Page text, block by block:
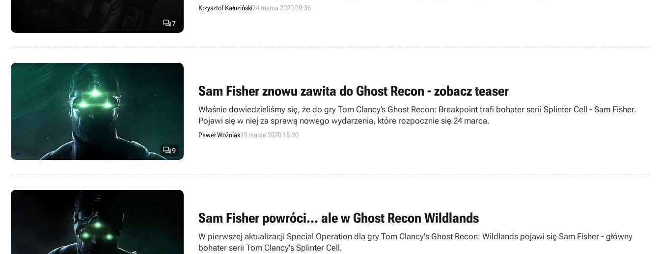
7
Krzysztof Kałuziński24 marca 2020 09:36
9
Sam Fisher znowu zawita do Ghost Recon - zobacz teaser
Właśnie dowiedzieliśmy się, że do gry Tom Clancy’s Ghost Recon: Breakpoint trafi bohater serii Splinter Cell - Sam Fisher.
Pojawi się w niej za sprawą nowego wydarzenia, które rozpocznie się 24 marca.
Paweł Woźniak19 marca 2020 18:20
Sam Fisher powróci... ale w Ghost Recon Wildlands
W pierwszej aktualizacji Special Operation dla gry Tom Clancy's Ghost Recon: Wildlands pojawi się Sam Fisher - główny
bohater serii Tom Clancy's Splinter Cell.